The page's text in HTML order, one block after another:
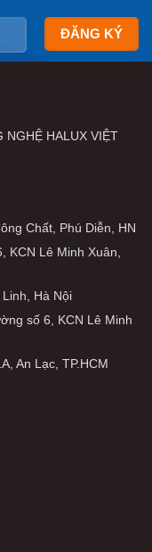
NGHỆ HALUX VIỆT
Chất, Phú Diễn, HN
KCN Lê Minh Xuân,
Hà Nội
số 6, KCN Lê Minh
An Lạc, TP.HCM